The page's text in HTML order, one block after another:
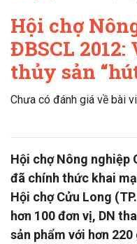
Hội chợ
ĐBSCL
thủy sản
Chưa có đánh giá về bài
Hội chợ Nông nghiệp
đã chính thức khai
Hội chợ Cửu Long
hơn 100 đơn vị, DN
sản phẩm với hơn